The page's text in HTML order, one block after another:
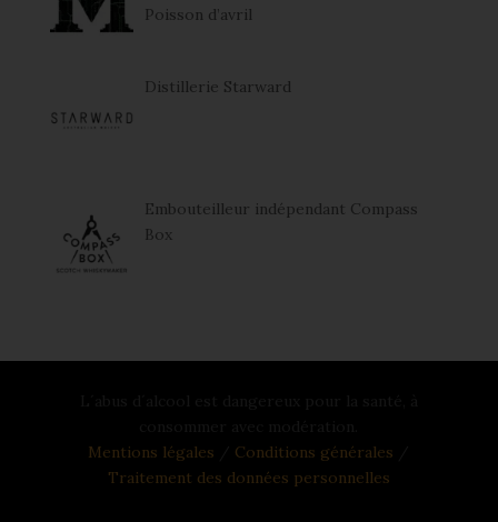
Poisson d’avril
Distillerie Starward
Embouteilleur indépendant Compass
Box
Mentions légales
Conditions générales
Traitement des données personnelles